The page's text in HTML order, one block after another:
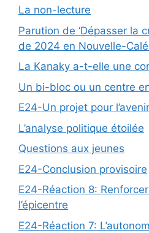
La non-lecture
Parution de ‘Dépasser la
de 2024 en Nouvelle-
La Kanaky a-t-elle une
Un bi-bloc ou un centre
E24-Un projet pour l’avenir
L’analyse politique étoilée
Questions aux jeunes
E24-Conclusion provisoire
E24-Réaction 8:
l’épicentre
E24-Réaction 7: